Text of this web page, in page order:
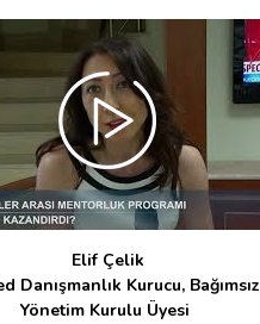
Elif Çelik
Danışmanlık Kurucu, Bağımsız
Yönetim Kurulu Üyesi